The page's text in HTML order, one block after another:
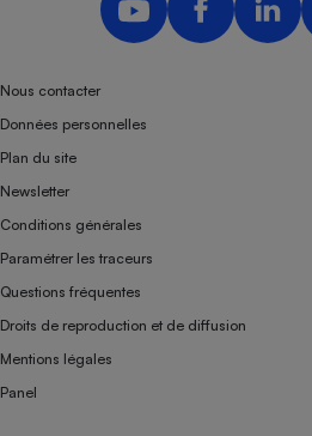
Nous contacter
Données personnelles
Plan du site
Newsletter
Conditions générales
Paramétrer les traceurs
Questions fréquentes
Droits de reproduction et de diffusion
Mentions légales
Panel